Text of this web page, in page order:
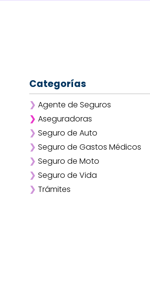
Categorías
❯ Agente de Seguros
❯ Aseguradoras
❯ Afirme
❯ ANA
❯ AXA
❯ Chubb
❯ GNP
❯ Seguro de Auto
❯ Seguro de Gastos Médicos
❯ Seguro de Moto
❯ Seguro de Vida
❯ Trámites